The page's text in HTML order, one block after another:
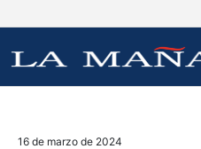
16 de marzo de 2024